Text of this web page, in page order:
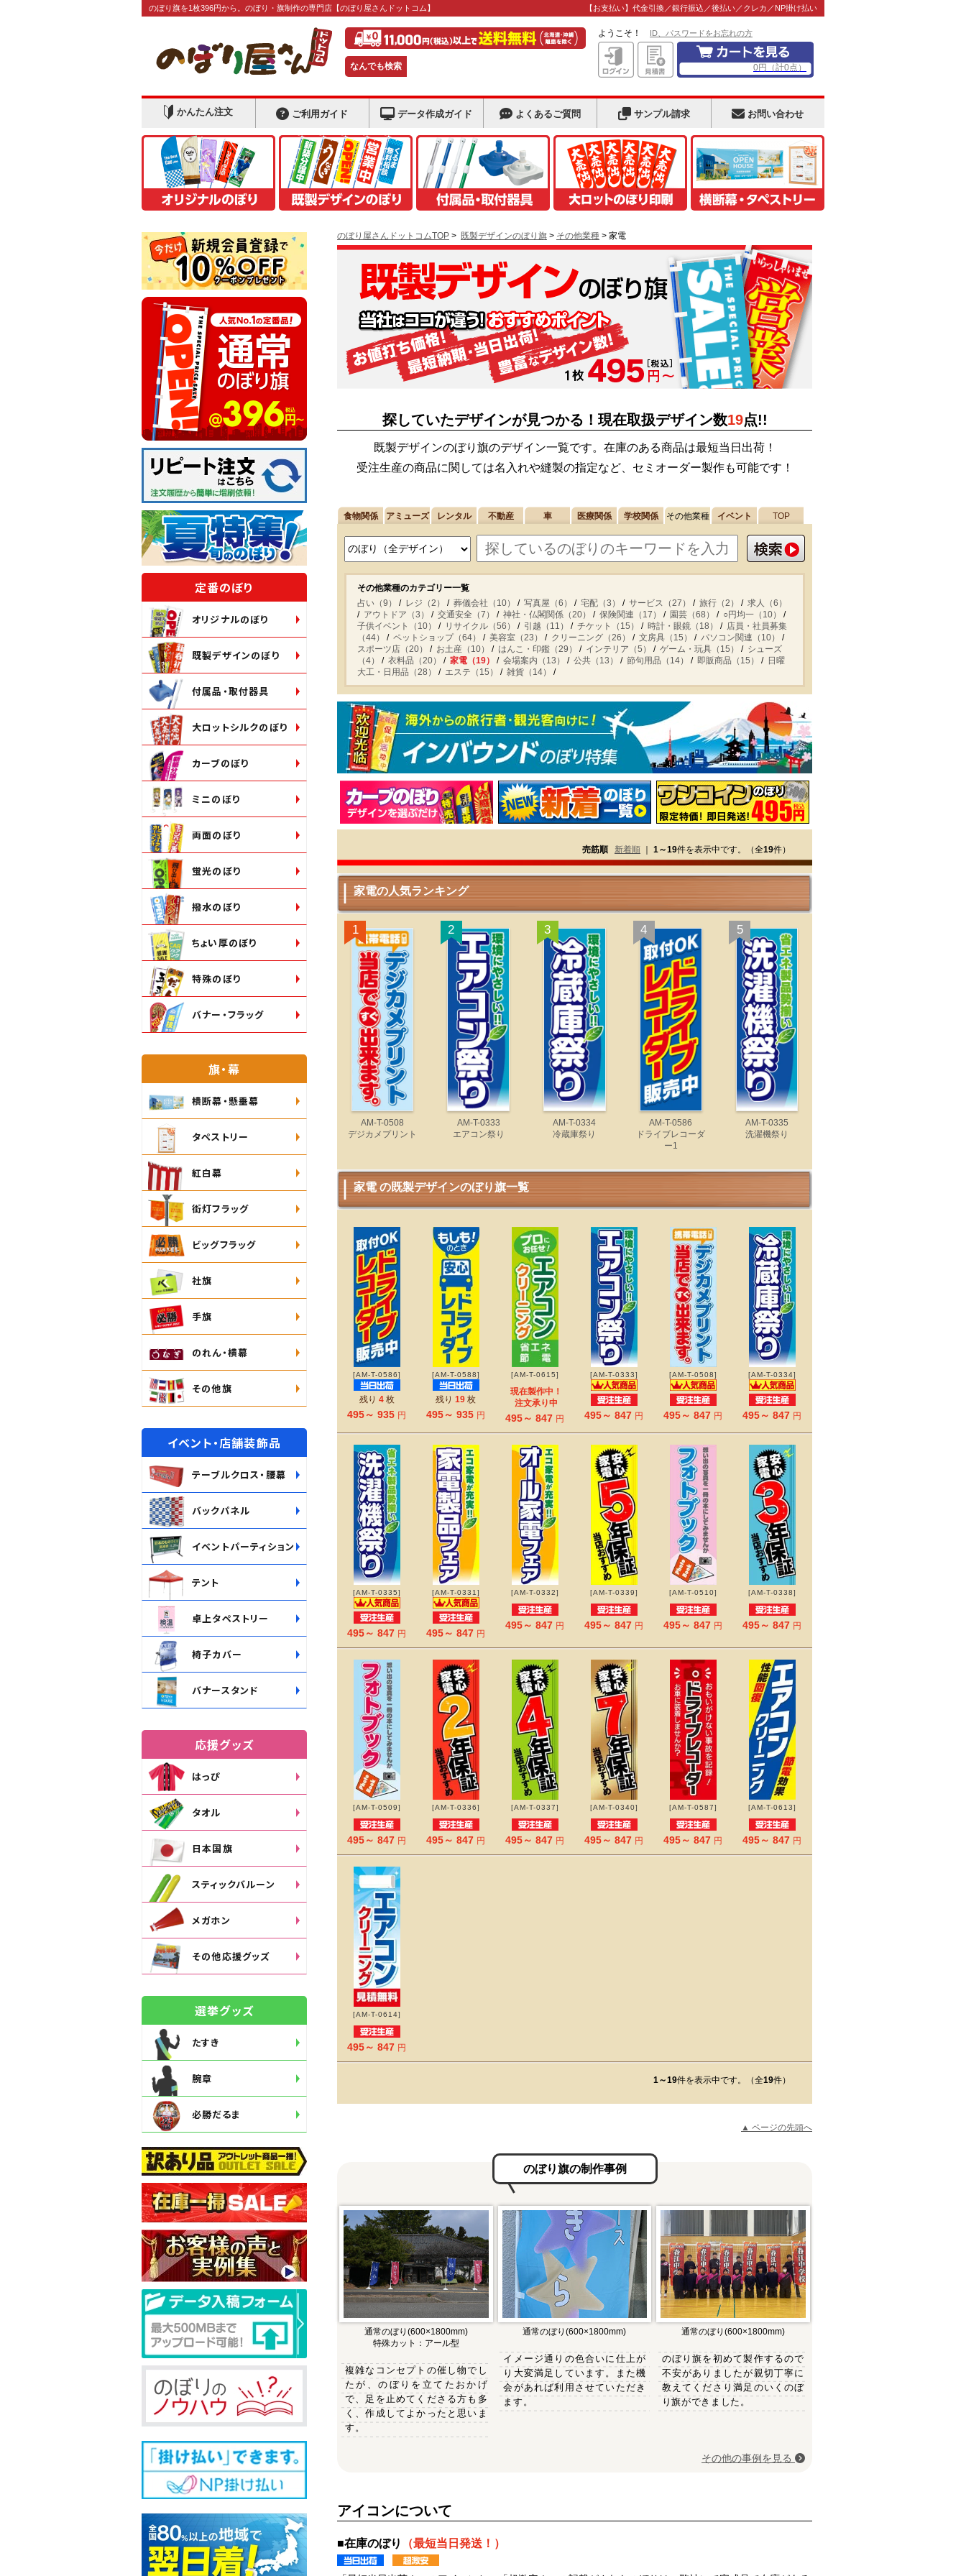
のぼり旗を1枚396円から。のぼり・旗制作の専門店 【のぼり屋さんドットコム】 【お支払い】代金引換／銀行振込／後払い／クレカ／NP掛け払い
なんでも検索
ようこそ！ ID、パスワードをお忘れの方
0円 （計0点）
かんたん注文 ご利用ガイド データ作成ガイド よくあるご質問 サンプル請求 お問い合わせ
のぼり屋さんドットコムTOP > 既製デザインのぼり旗 > その他業種 > 家電
探していたデザインが見つかる！現在取扱デザイン数19点!!
既製デザインのぼり旗のデザイン一覧です。在庫のある商品は最短当日出荷！
受注生産の商品に関しては名入れや縫製の指定など、セミオーダー製作も可能です！
食物関係 アミューズ レンタル 不動産 車 医療関係 学校関係 その他業種 イベント TOP
その他業種のカテゴリー一覧
占い（9）
レジ（2） 葬儀会社（10） 写真屋（6） 宅配（3） サービス（27） 旅行（2）
求人（6）
アウトドア（3）
交通安全（7） 神社・仏閣関係（20） 保険関連（17） 園芸（68）
○円均一（10）
子供イベント（10）
リサイクル（56） 引越（11） チケット（15） 時計・眼鏡（18）
店員・社員募集
（44）
ペットショップ（64） 美容室（23） クリーニング（26） 文房具（15）
パソコン関連（10）
スポーツ店（20）
お土産（10） はんこ・印鑑（29） インテリア（5） ゲーム・玩具（15）
シューズ
（4）
衣料品（20） 家電（19） 会場案内（13） 公共（13） 節句用品（14） 即販商品（15）
日曜
大工・日用品（28）
エステ（15） 雑貨（14）
売筋順 新着順 1～19件を表示中です。（全19件）
家電の人気ランキング
1
AM-T-0508
デジカメプリント
2
AM-T-0333
エアコン祭り
3
AM-T-0334
冷蔵庫祭り
4
AM-T-0586
ドライブレコーダ
ー1
5
AM-T-0335
洗濯機祭り
家電 の既製デザインのぼり旗一覧
[AM-T-0586]
残り 4枚
495～ 935 円
[AM-T-0588]
残り 19 枚
495～ 935 円
[AM-T-0615]
現在製作中！
注文承り中
495～ 847 円
[AM-T-0333]
495～ 847 円
[AM-T-0508]
495～ 847 円
[AM-T-0334]
495～ 847 円
[AM-T-0335]
495～ 847 円
[AM-T-0331]
495～ 847 円
[AM-T-0332]
495～ 847 円
[AM-T-0339]
495～ 847 円
[AM-T-0510]
495～ 847 円
[AM-T-0338]
495～ 847 円
[AM-T-0509]
495～ 847 円
[AM-T-0336]
495～ 847 円
[AM-T-0337]
495～ 847 円
[AM-T-0340]
495～ 847 円
[AM-T-0587]
495～ 847 円
[AM-T-0613]
495～ 847 円
[AM-T-0614]
495～ 847 円
1～19件を表示中です。（全19件）
▲ ページの先頭へ
のぼり旗の制作事例
通常のぼり(600×1800mm)
特殊カット：アール型
複雑なコンセプトの催し物でし
たが、のぼりを立てたおかげ
で、足を止めてくださる方も多
く、作成してよかったと思いま
す。
通常のぼり(600×1800mm)
イメージ通りの色合いに仕上が
り大変満足しています。また機
会があれば利用させていただき
ます。
通常のぼり(600×1800mm)
のぼり旗を初めて製作するので
不安がありましたが親切丁寧に
教えてくださり満足のいくのぼ
り旗ができました。
その他の事例を見る
アイコンについて
■在庫のぼり （最短当日発送！）
定番のぼり
オリジナルのぼり
既製デザインのぼり
付属品・取付器具
大ロットシルクのぼり
カーブのぼり
ミニのぼり
両面のぼり
蛍光のぼり
撥水のぼり
ちょい厚のぼり
特殊のぼり
バナー・フラッグ
旗・幕
横断幕・懸垂幕
タペストリー
紅白幕
街灯フラッグ
ビッグフラッグ
社旗
手旗
のれん・横幕
その他旗
イベント・店舗装飾品
テーブルクロス・腰幕
バックパネル
イベントパーティション
テント
卓上タペストリー
椅子カバー
バナースタンド
応援グッズ
はっぴ
タオル
日本国旗
スティックバルーン
メガホン
その他応援グッズ
選挙グッズ
たすき
腕章
必勝だるま